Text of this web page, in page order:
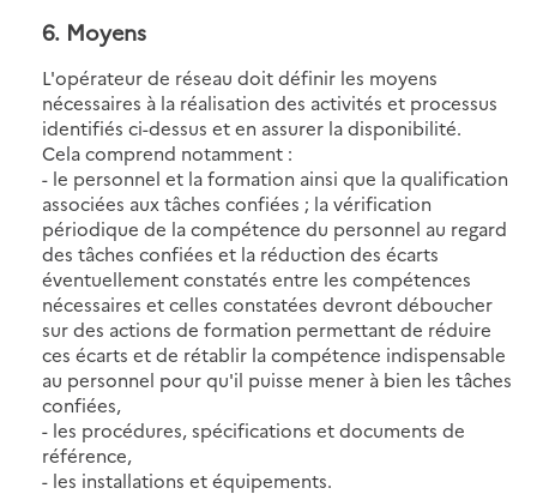
6. Moyens
L'opérateur de réseau doit définir les moyens
nécessaires à la réalisation des activités et processus
identifiés ci-dessus et en assurer la disponibilité.
Cela comprend notamment :
- le personnel et la formation ainsi que la qualification
associées aux tâches confiées ; la vérification
périodique de la compétence du personnel au regard
des tâches confiées et la réduction des écarts
éventuellement constatés entre les compétences
nécessaires et celles constatées devront déboucher
sur des actions de formation permettant de réduire
ces écarts et de rétablir la compétence indispensable
au personnel pour qu'il puisse mener à bien les tâches
confiées,
- les procédures, spécifications et documents de
référence,
- les installations et équipements.